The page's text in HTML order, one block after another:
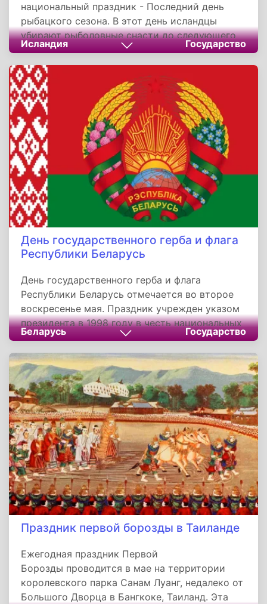
национальный праздник - Последний день
рыбацкого сезона. В этот день исландцы
убирают рыболовные снасти до следующего
сезона, чтобы обеспечить сохранение и
возобновление рыбной популяции в своей
стране. Тем самым проявляя заботу о природе
края.
Исландия Государство
День государственного герба и флага
Республики Беларусь
День государственного герба и флага
Республики Беларусь отмечается во второе
воскресенье мая. Праздник учрежден указом
президента в 1998 году в честь национальных
символов, утвержденных на референдуме
1995 года. Его цель — подчеркнуть
преемственность истории, суверенитет
страны и уважение к государственной
атрибутике. В этот день проходят
официальные церемонии, образовательные
акции и выставки, посвященные символике
Беларуси.
Беларусь Государство
Праздник первой борозды в Таиланде
Ежегодная праздник Первой
Борозды проводится в мае на территории
королевского парка Санам Луанг, недалеко от
Большого Дворца в Бангкоке, Таиланд. Эта